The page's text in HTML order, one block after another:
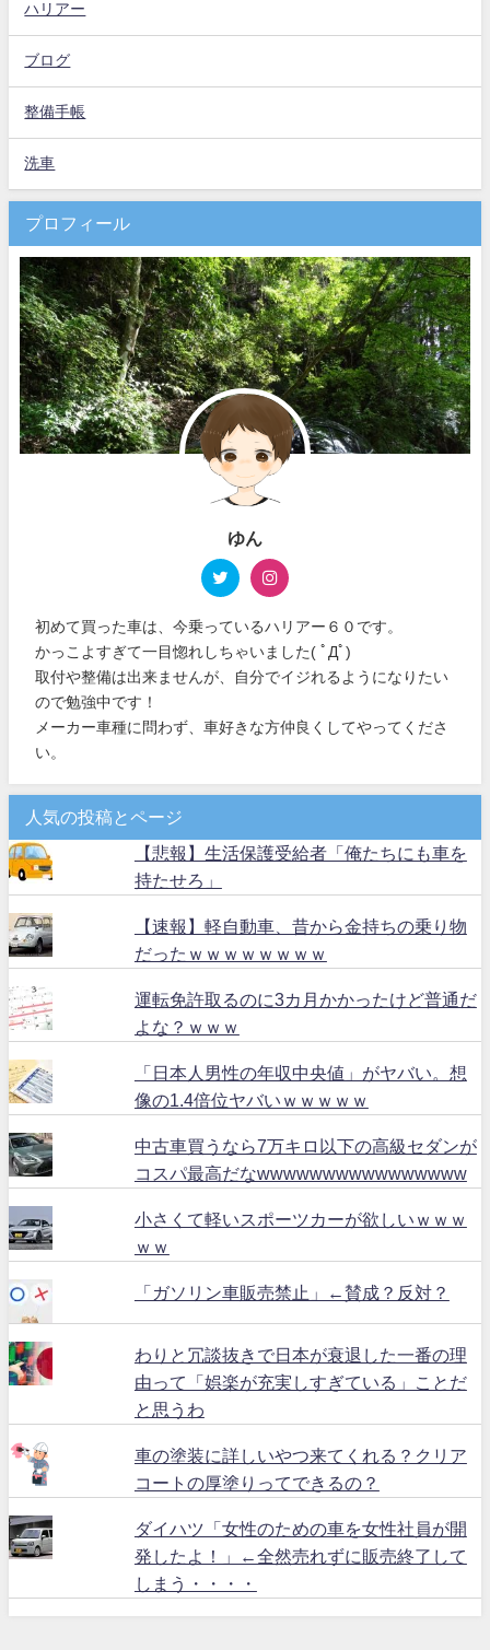
ハリアー
ブログ
整備手帳
洗車
プロフィール
ゆん
初めて買った車は、今乗っているハリアー６０です。
かっこよすぎて一目惚れしちゃいました( ﾟДﾟ)
取付や整備は出来ませんが、自分でイジれるようになりたい
ので勉強中です！
メーカー車種に問わず、車好きな方仲良くしてやってくださ
い。
人気の投稿とページ
【悲報】生活保護受給者「俺たちにも車を
持たせろ」
【速報】軽自動車、昔から金持ちの乗り物
だったｗｗｗｗｗｗｗｗ
運転免許取るのに3カ月かかったけど普通だ
よな？ｗｗｗ
「日本人男性の年収中央値」がヤバい。想
像の1.4倍位ヤバいｗｗｗｗｗ
中古車買うなら7万キロ以下の高級セダンが
コスパ最高だなwwwwwwwwwwwwwwww
小さくて軽いスポーツカーが欲しいｗｗｗ
ｗｗ
「ガソリン車販売禁止」←賛成？反対？
わりと冗談抜きで日本が衰退した一番の理
由って「娯楽が充実しすぎている」ことだ
と思うわ
車の塗装に詳しいやつ来てくれる？クリア
コートの厚塗りってできるの？
ダイハツ「女性のための車を女性社員が開
発したよ！」←全然売れずに販売終了して
しまう・・・・